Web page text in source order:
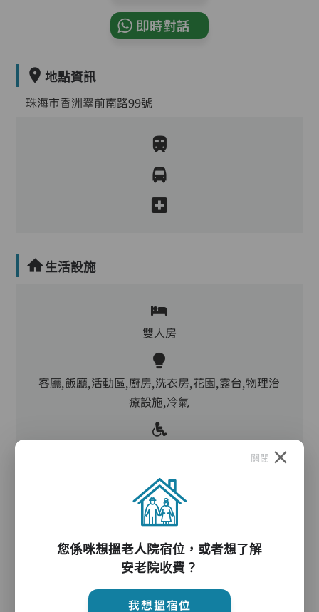
即時對話
地點資訊
珠海市香洲翠前南路99號
生活設施
雙人房
客廳,飯廳,活動區,廚房,洗衣房,花園,露台,物理治
療設施,冷氣
電動床,氣墊床,升降機,防滑扶手,助行器/拐杖,輪
關閉
您係咪想搵老人院宿位，或者想了解
安老院收費？
我想搵宿位